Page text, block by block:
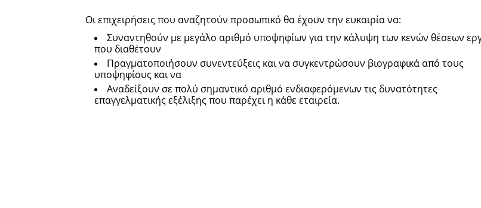
Οι επιχειρήσεις που αναζητούν προσωπικό θα έχουν την ευκαιρία να:
Συναντηθούν με μεγάλο αριθμό υποψηφίων για την κάλυψη των κενών θέσεων
που διαθέτουν
Πραγματοποιήσουν συνεντεύξεις και να συγκεντρώσουν βιογραφικά από τους
υποψηφίους και να
Αναδείξουν σε πολύ σημαντικό αριθμό ενδιαφερόμενων τις δυνατότητες
επαγγελματικής εξέλιξης που παρέχει η κάθε εταιρεία.